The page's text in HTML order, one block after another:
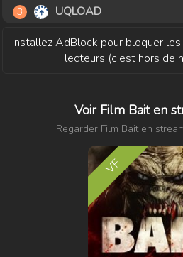
UQLOAD
Installez AdBlock pour bloquer
lecteurs (c'est hors de
Voir Film Bait en
Regarder Film Bait en
VF